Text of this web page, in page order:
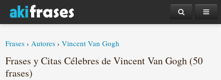
Frases ›Autores ›Vincent Van Gogh
Frases y Citas Célebres de Vincent Van Gogh (50
frases)